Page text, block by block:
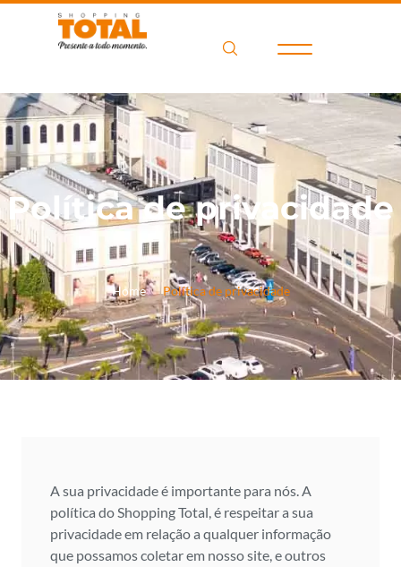
Política de privacidade
Home Política de privacidade
A sua privacidade é importante para nós. A
política do Shopping Total, é respeitar a sua
privacidade em relação a qualquer informação
que possamos coletar em nosso site, e outros